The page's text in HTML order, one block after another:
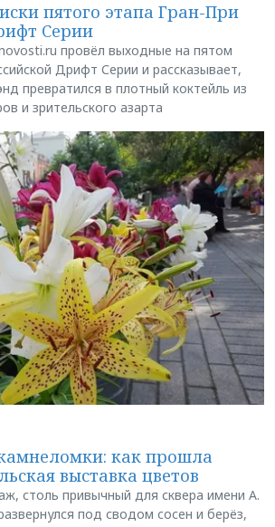
пятого этапа Гран-При
Серии
провёл выходные на пятом
Дрифт Серии и рассказывает,
превратился в плотный коктейль из
и зрительского азарта
как прошла
выставка цветов
столь привычный для сквера имени А.
под сводом сосен и берёз,